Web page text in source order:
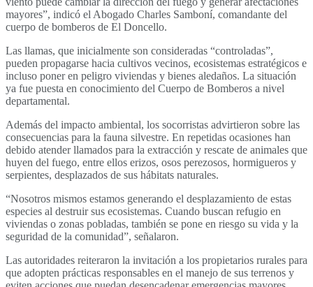
mayores”, indicó el Abogado Charles Samboní, comandante del
cuerpo de bomberos de El Doncello.
Las llamas, que inicialmente son consideradas “controladas”,
pueden propagarse hacia cultivos vecinos, ecosistemas estratégicos e
incluso poner en peligro viviendas y bienes aledaños. La situación
ya fue puesta en conocimiento del Cuerpo de Bomberos a nivel
departamental.
Además del impacto ambiental, los socorristas advirtieron sobre las
consecuencias para la fauna silvestre. En repetidas ocasiones han
debido atender llamados para la extracción y rescate de animales que
huyen del fuego, entre ellos erizos, osos perezosos, hormigueros y
serpientes, desplazados de sus hábitats naturales.
“Nosotros mismos estamos generando el desplazamiento de estas
especies al destruir sus ecosistemas. Cuando buscan refugio en
viviendas o zonas pobladas, también se pone en riesgo su vida y la
seguridad de la comunidad”, señalaron.
Las autoridades reiteraron la invitación a los propietarios rurales para
que adopten prácticas responsables en el manejo de sus terrenos y